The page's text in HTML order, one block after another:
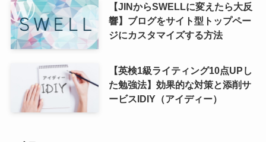
【JINからSWELLに変えたら大反
響】ブログをサイト型トップペー
ジにカスタマイズする方法
【英検1級ライティング10点UPし
た勉強法】効果的な対策と添削サ
ービスIDIY（アイディー）